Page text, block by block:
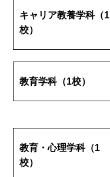
キャリア教養学科（1
校）
教育学科（1校）
教育・心理学科（1
校）